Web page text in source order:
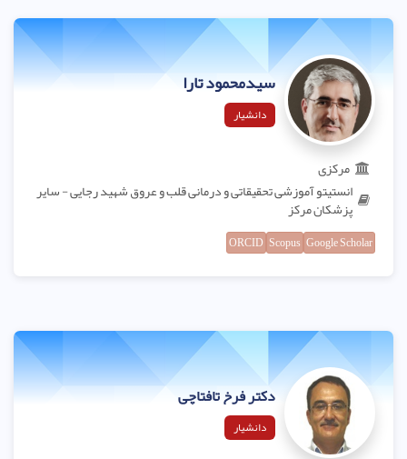
سیدمحمود تارا
دانشیار
مرکزی
انستیتو آموزشی تحقیقاتی و درمانی قلب و عروق شهید رجایی - سایر
پزشکان مرکز
Google Scholar
Scopus
ORCID
دکتر فرخ تافتاچی
دانشیار